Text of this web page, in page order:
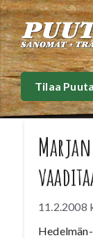
Siirry
sisältöön
Tilaa
11.2.2008